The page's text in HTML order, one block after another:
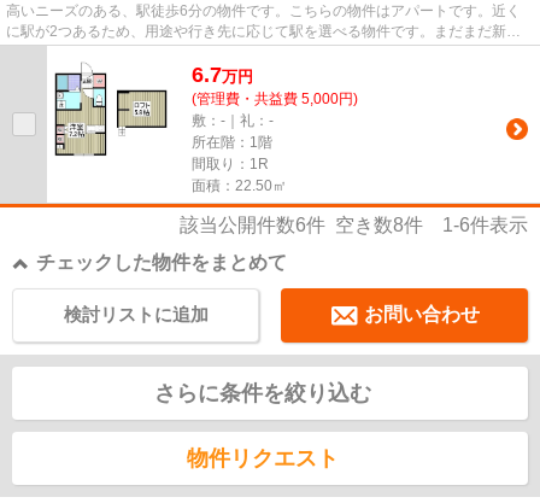
高いニーズのある、駅徒歩6分の物件です。こちらの物件はアパートです。近く
に駅が2つあるため、用途や行き先に応じて駅を選べる物件です。まだまだ新し
6.7万円
(管理費・共益費 5,000円)
敷：-｜礼：-
所在階：1階
間取り：1R
面積：22.50㎡
該当公開件数6件 空き数8件 1-6件表示
チェックした物件をまとめて
お問い合わせ
検討リストに追加
さらに条件を絞り込む
物件リクエスト